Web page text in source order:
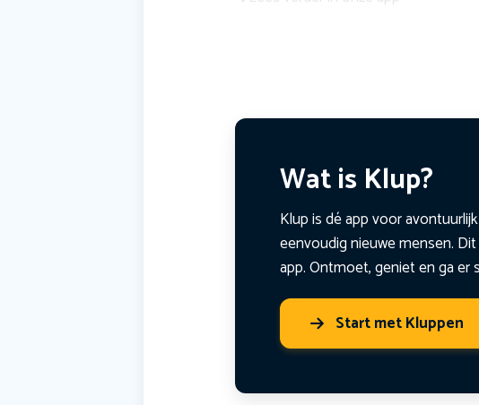
Wat is Klup?
Klup is dé app voor
eenvoudig nieuwe mensen.
app. Ontmoet, geniet en ga er
Start met Kluppen